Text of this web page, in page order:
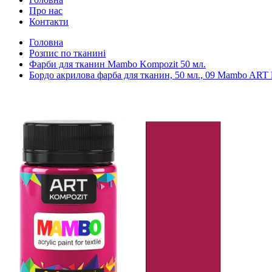
Про нас
Контакти
Головна
Розпис по тканині
Фарби для тканин Mambo Kompozit 50 мл.
Бордо акрилова фарба для тканин, 50 мл., 09 Mambo ART